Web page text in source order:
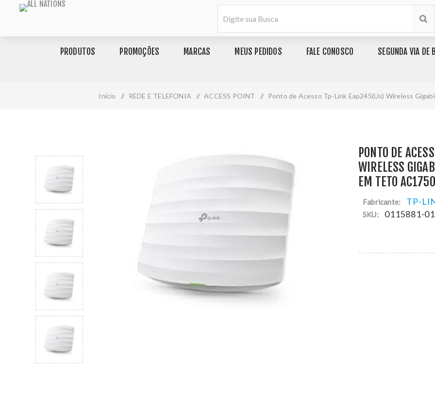
PRODUTOS PROMOÇÕES MARCAS MEUS PEDIDOS FALE CONOSCO SEGUNDA VIA DE
Início / REDE E TELEFONIA / ACCESS POINT / Ponto de Acesso Tp-Link Eap245(Us) Wireless
PONTO DE
WIRELESS
EM TETO AC1750
Fabricante: TP-
SKU: 0115881-01